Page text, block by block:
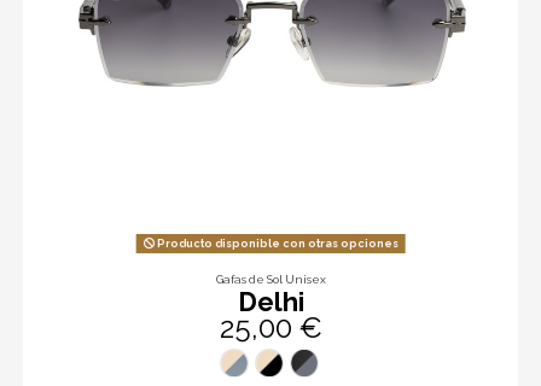
Producto disponible con otras opciones
Gafas de Sol Unisex
Delhi
25,00 €